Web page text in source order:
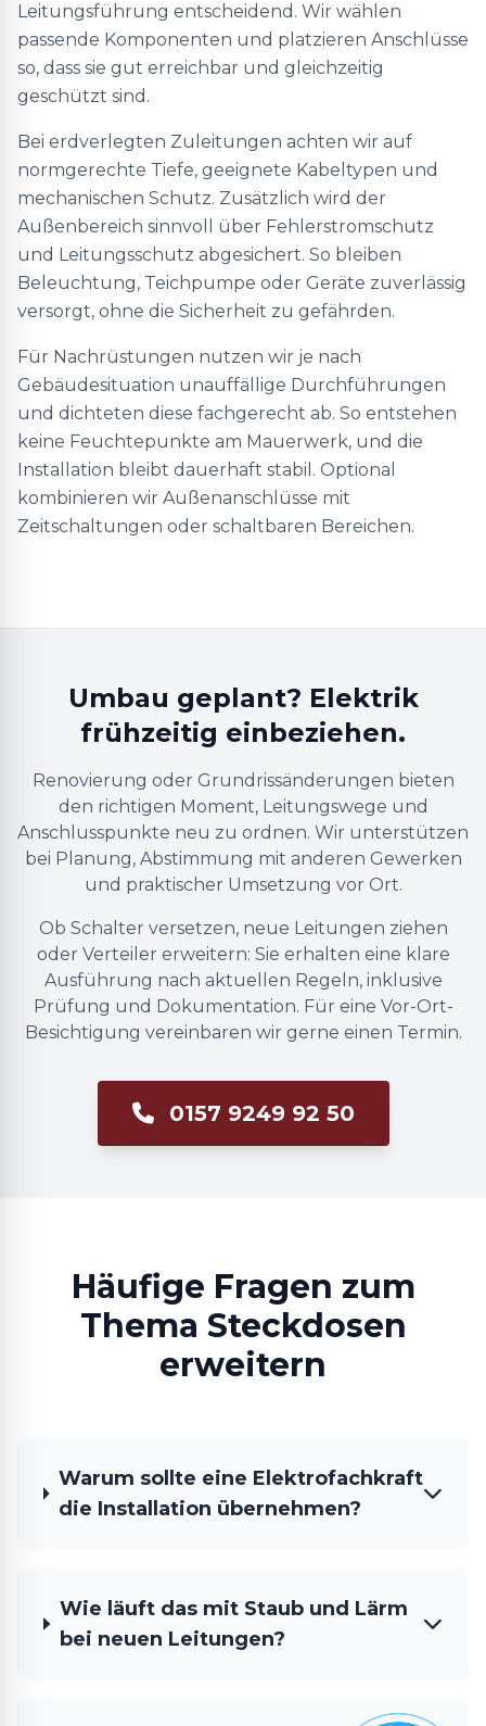
Leitungsführung entscheidend. Wir wählen
passende Komponenten und platzieren Anschlüsse
so, dass sie gut erreichbar und gleichzeitig
geschützt sind.
Bei erdverlegten Zuleitungen achten wir auf
normgerechte Tiefe, geeignete Kabeltypen und
mechanischen Schutz. Zusätzlich wird der
Außenbereich sinnvoll über Fehlerstromschutz
und Leitungsschutz abgesichert. So bleiben
Beleuchtung, Teichpumpe oder Geräte zuverlässig
versorgt, ohne die Sicherheit zu gefährden.
Für Nachrüstungen nutzen wir je nach
Gebäudesituation unauffällige Durchführungen
und dichteten diese fachgerecht ab. So entstehen
keine Feuchtepunkte am Mauerwerk, und die
Installation bleibt dauerhaft stabil. Optional
kombinieren wir Außenanschlüsse mit
Zeitschaltungen oder schaltbaren Bereichen.
Umbau geplant? Elektrik
frühzeitig einbeziehen.
Renovierung oder Grundrissänderungen bieten
den richtigen Moment, Leitungswege und
Anschlusspunkte neu zu ordnen. Wir unterstützen
bei Planung, Abstimmung mit anderen Gewerken
und praktischer Umsetzung vor Ort.
Ob Schalter versetzen, neue Leitungen ziehen
oder Verteiler erweitern: Sie erhalten eine klare
Ausführung nach aktuellen Regeln, inklusive
Prüfung und Dokumentation. Für eine Vor-Ort-
Besichtigung vereinbaren wir gerne einen Termin.
0157 9249 92 50
Häufige Fragen zum
Thema Steckdosen
erweitern
Warum sollte eine Elektrofachkraft
die Installation übernehmen?
Wie läuft das mit Staub und Lärm
bei neuen Leitungen?